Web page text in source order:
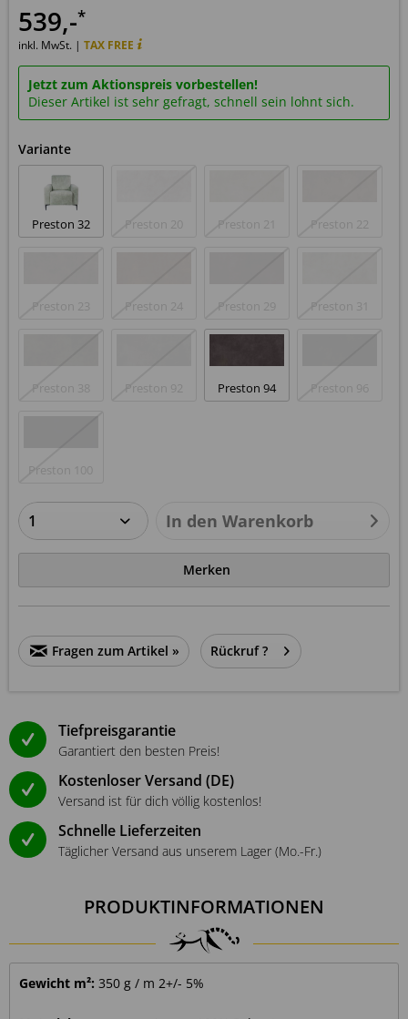
539,-*
inkl. MwSt. | TAX FREE
Jetzt zum Aktionspreis vorbestellen!
Dieser Artikel ist sehr gefragt, schnell sein lohnt sich.
Variante
Preston 32 Preston 20 Preston 21 Preston 22
Preston 23 Preston 24 Preston 29 Preston 31
Preston 38 Preston 92 Preston 94 Preston 96
Preston 100
In den Warenkorb
Merken
Fragen zum Artikel » Rückruf ?
Tiefpreisgarantie
Garantiert den besten Preis!
Kostenloser Versand (DE)
Versand ist für dich völlig kostenlos!
Schnelle Lieferzeiten
Täglicher Versand aus unserem Lager (Mo.-Fr.)
PRODUKTINFORMATIONEN
Gewicht m²: 350 g / m 2+/- 5%